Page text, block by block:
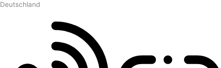
Deutschland